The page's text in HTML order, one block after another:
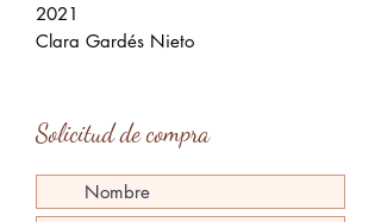
2021
Clara Gardés Nieto
Solicitud de compra